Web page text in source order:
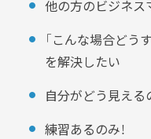
他の方のビジネス
「こんな場合どう
を解決したい
自分がどう見える
練習あるのみ！